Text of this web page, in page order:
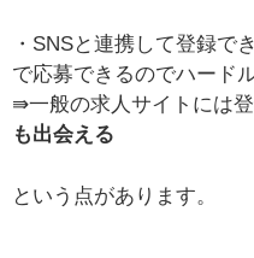
・SNSと連携して登録で
で応募できるのでハード
⇛一般の求人サイトには登
も出会える
という点があります。